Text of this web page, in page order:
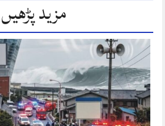
مزید پڑھیں